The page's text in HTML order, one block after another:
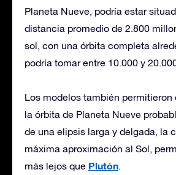
Planeta Nueve, podría estar
distancia promedio de 2.800
sol, con una órbita completa
podría tomar entre 10.000 y
Los modelos también permitieron
la órbita de Planeta Nueve
de una elipsis larga y delgada, la
máxima aproximación al Sol,
más lejos que Plutón.